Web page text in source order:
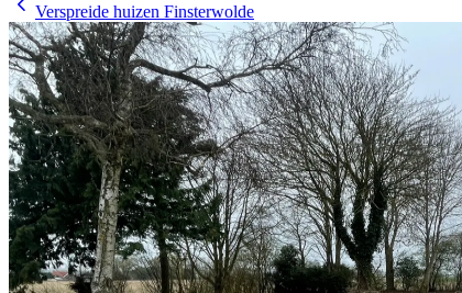
Verspreide huizen Finsterwolde